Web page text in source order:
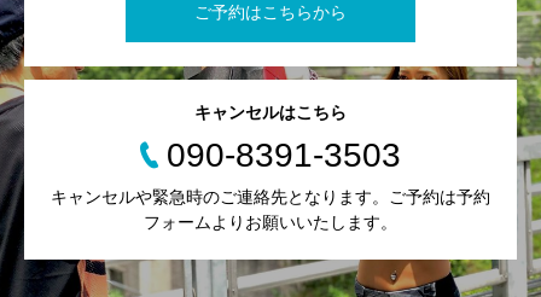
ご予約はこちらから
キャンセルはこちら
090-8391-3503
キャンセルや緊急時のご連絡先となります。ご予約は予約
フォームよりお願いいたします。